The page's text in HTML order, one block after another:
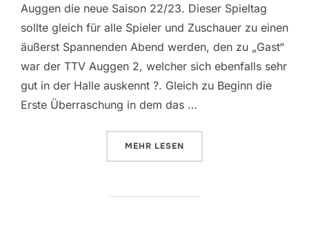
Auggen die neue Saison 22/23. Dieser Spieltag
sollte gleich für alle Spieler und Zuschauer zu einen
äußerst Spannenden Abend werden, den zu „Gast“
war der TTV Auggen 2, welcher sich ebenfalls sehr
gut in der Halle auskennt ?. Gleich zu Beginn die
Erste Überraschung in dem das …
MEHR ÜBER „HERREN LANDESKLASSE
LESEN